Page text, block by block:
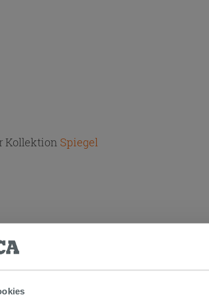
Kollektion Spiegel
GEKAUFT HABEN,